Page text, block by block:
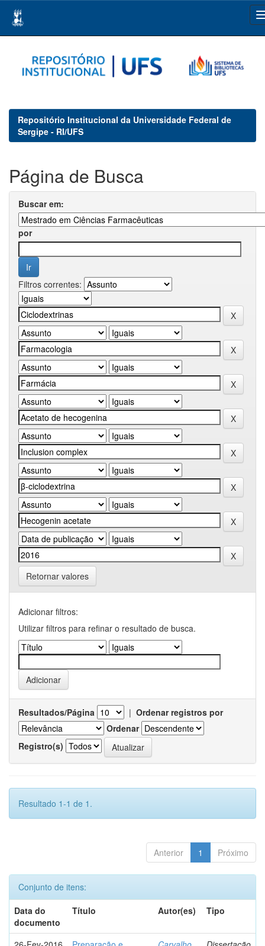
navigation
Repositório Institucional da Universidade Federal de
Sergipe - RI/UFS
Página de Busca
Buscar em:
por
Filtros correntes:
Retornar valores
Adicionar filtros:
Utilizar filtros para refinar o resultado de busca.
Resultados/Página | Ordenar registros por
Ordenar
Registro(s)
Resultado 1-1 de 1.
Anterior 1 Próximo
Conjunto de itens:
Data do
documento
Título Autor(es) Tipo